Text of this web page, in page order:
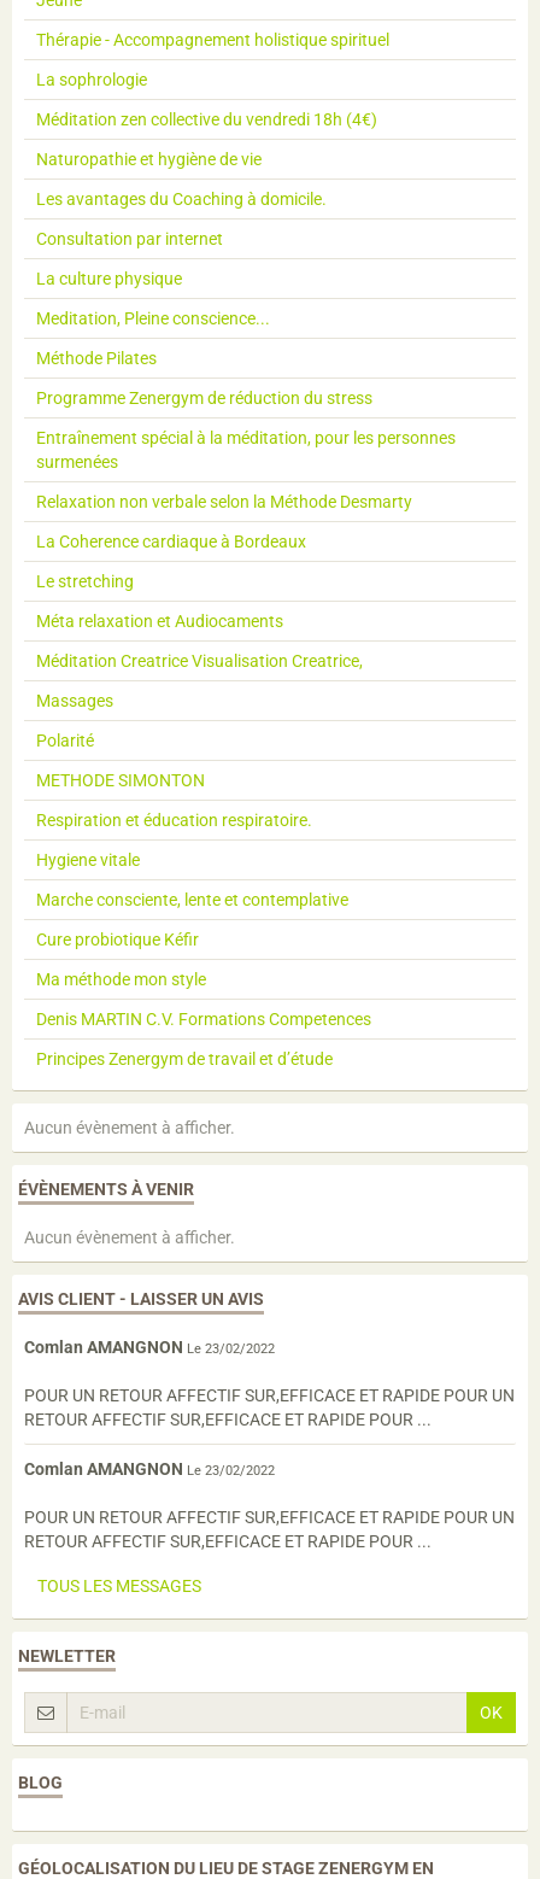
Thérapie - Accompagnement holistique spirituel
La sophrologie
Méditation zen collective du vendredi 18h (4€)
Naturopathie et hygiène de vie
Les avantages du Coaching à domicile.
Consultation par internet
La culture physique
Meditation, Pleine conscience...
Méthode Pilates
Programme Zenergym de réduction du stress
Entraînement spécial à la méditation, pour les personnes
surmenées
Relaxation non verbale selon la Méthode Desmarty
La Coherence cardiaque à Bordeaux
Le stretching
Méta relaxation et Audiocaments
Méditation Creatrice Visualisation Creatrice,
Massages
Polarité
METHODE SIMONTON
Respiration et éducation respiratoire.
Hygiene vitale
Marche consciente, lente et contemplative
Cure probiotique Kéfir
Ma méthode mon style
Denis MARTIN C.V. Formations Competences
Principes Zenergym de travail et d’étude
Aucun évènement à afficher.
ÉVÈNEMENTS À VENIR
Aucun évènement à afficher.
AVIS CLIENT - LAISSER UN AVIS
Comlan AMANGNON Le 23/02/2022
POUR UN RETOUR AFFECTIF SUR,EFFICACE ET RAPIDE POUR UN
RETOUR AFFECTIF SUR,EFFICACE ET RAPIDE POUR ...
Comlan AMANGNON Le 23/02/2022
POUR UN RETOUR AFFECTIF SUR,EFFICACE ET RAPIDE POUR UN
RETOUR AFFECTIF SUR,EFFICACE ET RAPIDE POUR ...
TOUS LES MESSAGES
NEWLETTER
OK
BLOG
GÉOLOCALISATION DU LIEU DE STAGE ZENERGYM EN